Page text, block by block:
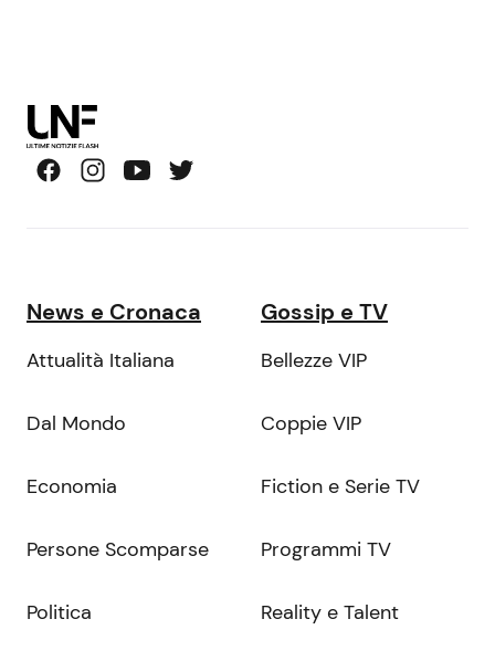
News e Cronaca
Attualità Italiana
Dal Mondo
Economia
Persone Scomparse
Politica
Gossip e TV
Bellezze VIP
Coppie VIP
Fiction e Serie TV
Programmi TV
Reality e Talent